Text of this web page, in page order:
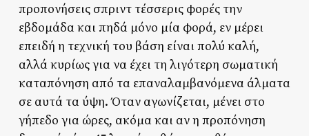
προπονήσεις σπριντ τέσσερις φορές την
εβδομάδα και πηδά μόνο μία φορά, εν μέρει
επειδή η τεχνική του βάση είναι πολύ καλή,
αλλά κυρίως για να έχει τη λιγότερη σωματική
καταπόνηση από τα επαναλαμβανόμενα άλματα
σε αυτά τα ύψη. Όταν αγωνίζεται, μένει στο
γήπεδο για ώρες, ακόμα και αν η προπόνηση